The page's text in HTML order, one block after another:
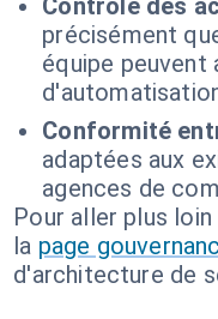
Contrôle des
précisément
équipe peuvent
Conformité
adaptées aux
agences de
Pour aller plus
la page
d'architecture de